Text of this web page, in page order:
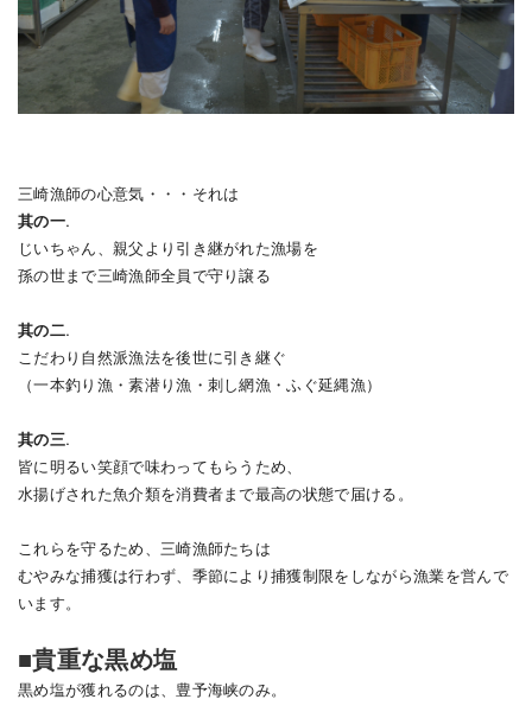
三崎漁師の心意気・・・それは
其の一.
じいちゃん、親父より引き継がれた漁場を
孫の世まで三崎漁師全員で守り譲る
其の二.
こだわり自然派漁法を後世に引き継ぐ
（一本釣り漁・素潜り漁・刺し網漁・ふぐ延縄漁）
其の三.
皆に明るい笑顔で味わってもらうため、
水揚げされた魚介類を消費者まで最高の状態で届ける。
これらを守るため、三崎漁師たちは
むやみな捕獲は行わず、季節により捕獲制限をしながら漁業を営んで
います。
■貴重な黒め塩
黒め塩が獲れるのは、豊予海峡のみ。